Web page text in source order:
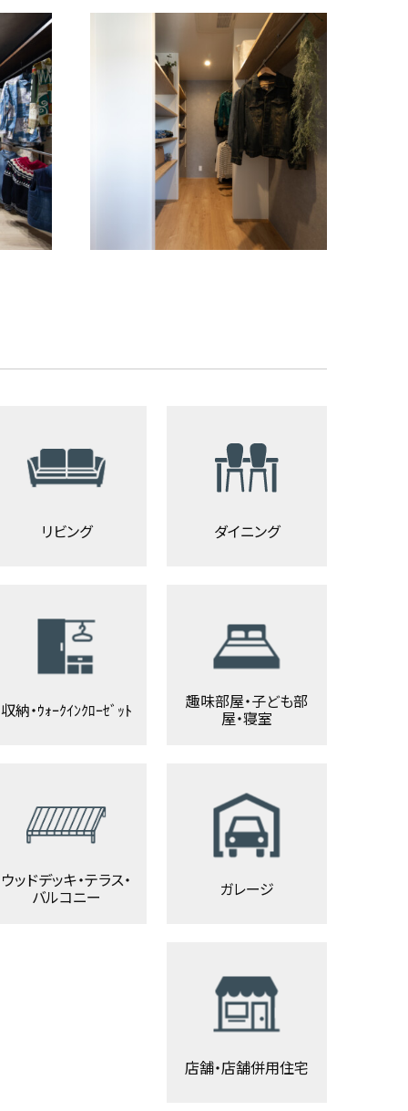
リビング ダイニング
収納・ｳｫｰｸｲﾝｸﾛｰｾﾞｯﾄ 趣味部屋・子ども部
屋・寝室
ウッドデッキ・テラス・
バルコニー ガレージ
店舗・店舗併用住宅